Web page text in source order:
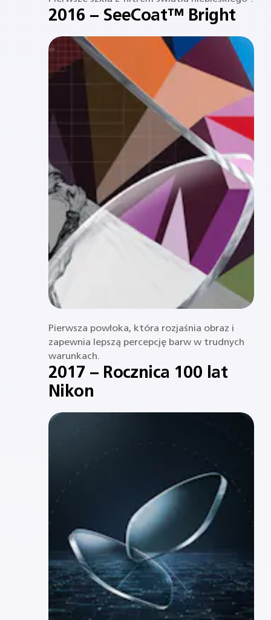
2016 – SeeCoat™ Bright​
Pierwsza powłoka, która rozjaśnia obraz i
zapewnia lepszą percepcję barw w trudnych
warunkach.
2017 – Rocznica 100 lat
Nikon